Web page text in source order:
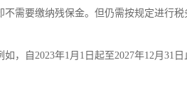
需要缴纳残保金。但仍需按规定进行
，自2023年1月1日起至2027年12月31日